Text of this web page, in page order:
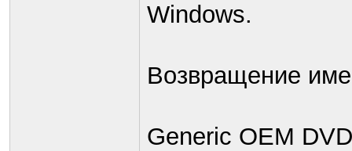
Windоws.
Возвращение
Generic OEM